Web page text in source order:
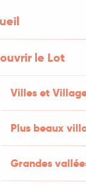
le Lot
Villes et
Plus beaux
Grandes